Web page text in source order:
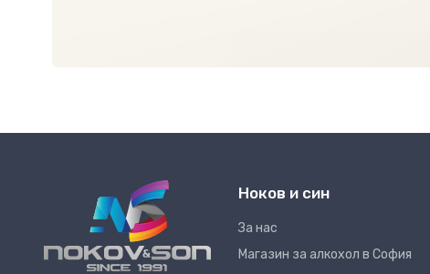
Ноков и син
За нас
Магазин за алкохол в София